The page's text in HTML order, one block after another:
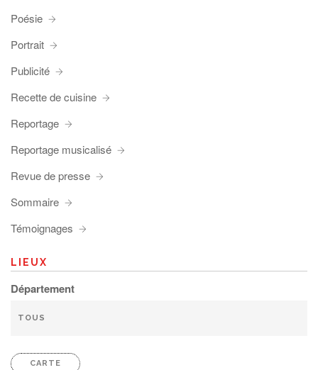
Poésie
Portrait
Publicité
Recette de cuisine
Reportage
Reportage musicalisé
Revue de presse
Sommaire
Témoignages
LIEUX
Département
CARTE